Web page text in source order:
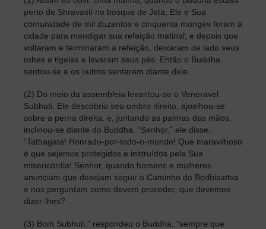
perto de Shravasti no bosque de Jeta, Ele e Sua
comunidade de mil duzentos e cinquenta monges foram à
cidade para mendigar sua refeição matinal; e depois que
voltaram e terminaram a refeição, deixaram de lado seus
robes e tigelas e lavaram seus pés. Então o Buddha
sentou-se e os outros sentaram diante dele.
(2) Do meio da assembleia levantou-se o Venerável
Subhuti. Ele descobriu seu ombro direito, ajoelhou-se
sobre a perna direita, e, juntando as palmas das mãos,
inclinou-se diante do Buddha. “Senhor,” ele disse,
“Tathagata! Honrado-por-todo-o-mundo! Que maravilhoso
é que sejamos protegidos e instruídos pela Sua
misericórdia! Senhor, quando homens e mulheres
anunciam que desejam seguir o Caminho do Bodhisattva
e nos perguntam como devem proceder, que devemos
dizer-lhes?
(3) Bom Subhuti,” respondeu o Buddha, “sempre que